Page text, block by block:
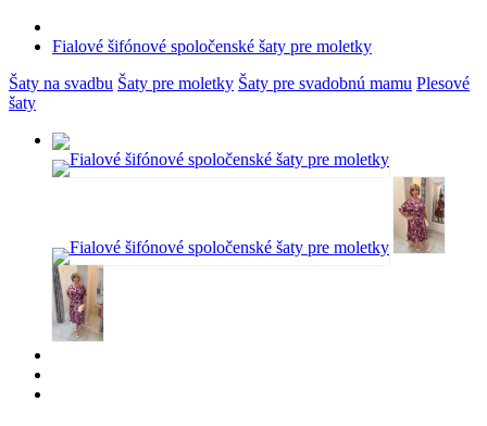
Fialové šifónové spoločenské šaty pre moletky
Šaty na svadbu Šaty pre moletky Šaty pre svadobnú mamu Plesové
šaty